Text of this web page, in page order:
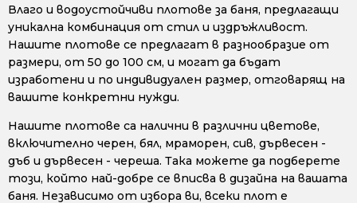
Влаго и водоустойчиви плотове за баня, предлагащи
уникална комбинация от стил и издръжливост.
Нашите плотове се предлагат в разнообразие от
размери, от 50 до 100 см, и могат да бъдат
изработени и по индивидуален размер, отговарящ на
вашите конкретни нужди.
Нашите плотове са налични в различни цветове,
включително черен, бял, мраморен, сив, дървесен -
дъб и дървесен - череша. Така можете да подберете
този, който най-добре се вписва в дизайна на вашата
баня. Независимо от избора ви, всеки плот е